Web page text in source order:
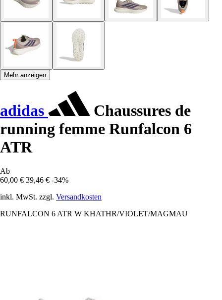
Mehr anzeigen
adidas
Chaussures de
running femme Runfalcon 6
ATR
Ab
60,00 € 39,46 € -34%
inkl. MwSt. zzgl. Versandkosten
RUNFALCON 6 ATR W KHATHR/VIOLET/MAGMAU